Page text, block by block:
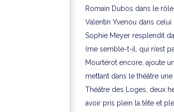
Romain Dubos dans le
Valentin Yvenou dans
Sophie Meyer resplendit
(me semble-t-il, qui n’est
Mourtérot encore, ajoute
mettant dans le théâtre
Théâtre des Loges, deux
avoir pris plein la tête et